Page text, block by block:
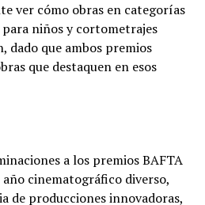
ver cómo obras en categorías
niños y cortometrajes
dado que ambos premios
que destaquen en esos
a los premios BAFTA
cinematográfico diverso,
de producciones innovadoras,